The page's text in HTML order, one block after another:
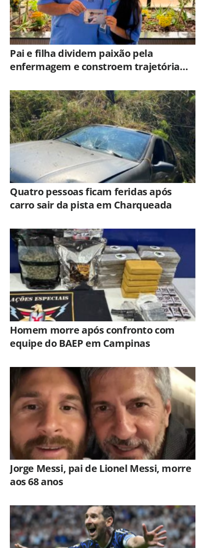
Pai e filha dividem paixão pela
enfermagem e constroem trajetória
Americana
Quatro pessoas ficam feridas após
carro sair da pista em Charqueada
Homem morre após confronto com
equipe do BAEP em Campinas
Jorge Messi, pai de Lionel Messi, morre
aos 68 anos